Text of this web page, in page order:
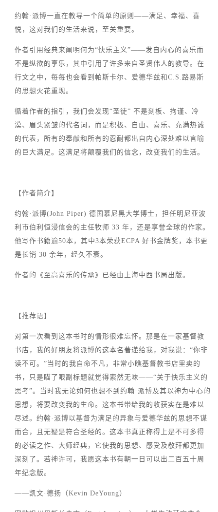
约翰·派博一直在教导一个简单的原则——满足、幸福、喜
悦，这对我们的生活来说，至关重要。
作者引用经典来阐明何为“快乐主义”——发自内心的喜乐而
不是纵欲的享乐，其中引用了许多来自圣贤伟人的教导。在
行文之中，每每也会看到帕斯卡尔、爱德华兹和C.S.路易斯
的思想火花重现。
循着作者的指引，我们会发现“圣徒” 不是刻板、拘谨、冷
漠、眉头紧皱的代名词，而是积极、自由、喜乐、充满热诚
的代表，所有的奉献和所有的忍耐都出自内心深处难以言喻
的巨大满足。这满足将颠覆我们的信念，改变我们的生活。
【作者简介】
约翰·派博(John Piper) 德国慕尼黑大学博士，担任明尼亚波
利市伯利恒浸信会的主任牧师 33 年，还是享誉全球的作家。
他写作书籍逾50本，其中3本荣获ECPA 好书金牌奖，本书更
是长销 30 余年，经久不衰。
作者的《至高喜乐的传承》已经由上海中西书局出版。
【推荐语】
对第一次看到这本书时的情形很难忘怀。那是在一家基督教
书店，我的好朋友将派博的这本名著递给我，对我说：“你非
读不可。”当时的我自命不凡，非常小瞧基督教书店里卖的
书，只是瞄了眼副标题就觉得索然无味——“关于快乐主义的
思考”。当时我无论如何也想不到约翰·派博及其以神为中心的
思想，将要改变我的生命。这本书带给我的收获实在是难以
尽述。约翰·派博以基督为满足的异象与爱德华兹的思想不谋
而合，且无疑是符合圣经的。这本书真正称得上是不可多得
的必读之作、大师经典，它使我的思想、感受及敬拜都更加
深刻了。若神许可，我愿这本书有朝一日可以出二百五十周
年纪念版。
——凯文·德扬（Kevin DeYoung）